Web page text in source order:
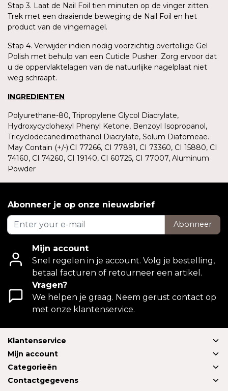
Stap 3. Laat de Nail Foil tien minuten op de vinger zitten.
Trek met een draaiende beweging de Nail Foil en het
product van de vingernagel.
Stap 4. Verwijder indien nodig voorzichtig overtollige Gel
Polish met behulp van een Cuticle Pusher. Zorg ervoor dat
u de oppervlaktelagen van de natuurlijke nagelplaat niet
weg schraapt.
INGREDIENTEN
Polyurethane-80, Tripropylene Glycol Diacrylate,
Hydroxycyclohexyl Phenyl Ketone, Benzoyl Isopropanol,
Tricyclodecanedimethanol Diacrylate, Solum Diatomeae.
May Contain (+/-):CI 77266, CI 77891, CI 73360, CI 15880, CI
74160, CI 74260, CI 19140, CI 60725, CI 77007, Aluminum
Powder
Abonneer je op onze nieuwsbrief
Abonneer
Mijn account
Snel regelen in je account. Volg je bestelling,
betaal facturen of retourneer een artikel.
Vragen?
We helpen je graag. Neem gerust contact op
met onze klantenservice.
Klantenservice
Mijn account
Categorieën
Contactgegevens